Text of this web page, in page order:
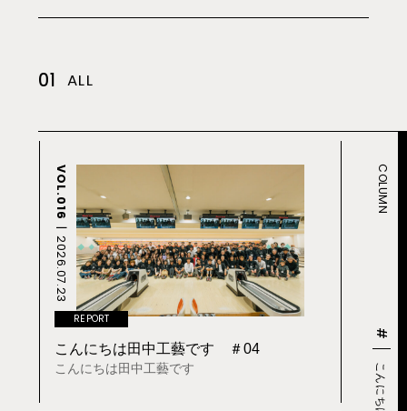
01 ALL
VOL.016
2026.07.23
REPORT
こんにちは田中工藝です ＃04
こんにちは田中工藝です
COLUMN
#